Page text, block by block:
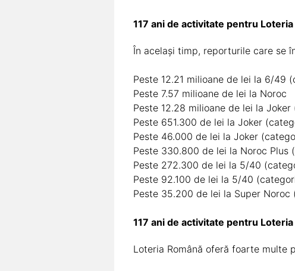
117 ani de activitate pentru
În același timp, reporturile care se
Peste 12.21 milioane de lei la 6/49
Peste 7.57 milioane de lei la Noroc
Peste 12.28 milioane de lei la Joker
Peste 651.300 de lei la Joker
Peste 46.000 de lei la Joker
Peste 330.800 de lei la Noroc Plus
Peste 272.300 de lei la 5/40
Peste 92.100 de lei la 5/40
Peste 35.200 de lei la Super Noroc
117 ani de activitate pentru
Loteria Română oferă foarte